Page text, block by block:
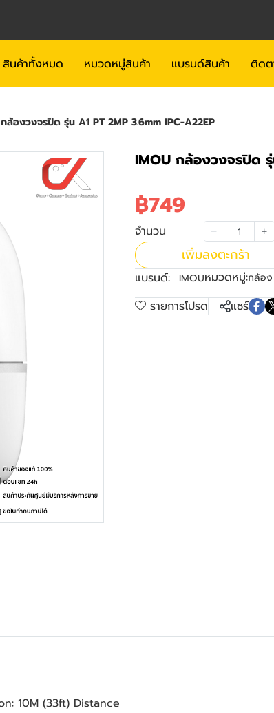
สินค้าทั้งหมด หมวดหมู่สินค้า แบรนด์สินค้า ติด
ล้องวงจรปิด รุ่น A1 PT 2MP 3.6mm IPC-A22EP
IMOU กล้องวงจรปิด
฿749
จำนวน
เพิ่มลงตะกร้า
แบรนด์: IMOUหมวดหมู่:กล้อง
รายการโปรด แชร์
10M (33ft) Distance